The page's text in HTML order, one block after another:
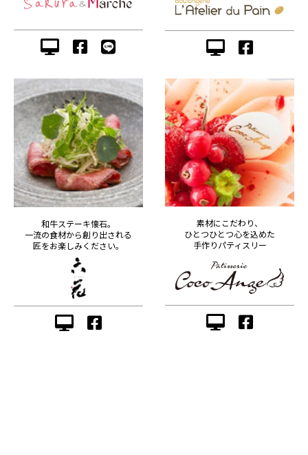
和牛ステーキ懐石。
一流の食材から創り出される
匠をお楽しみください。
素材にこだわり、
ひとつひとつ心を込めた
手作りパティスリー